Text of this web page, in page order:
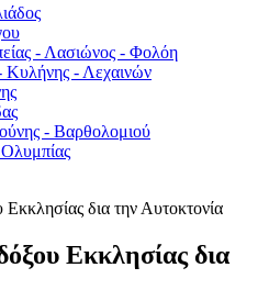
- Λασιώνος - Φολόη
Κυλήνης - Λεχαινών
- Βαρθολομιού
δια την Αυτοκτονία
Εκκλησίας δια